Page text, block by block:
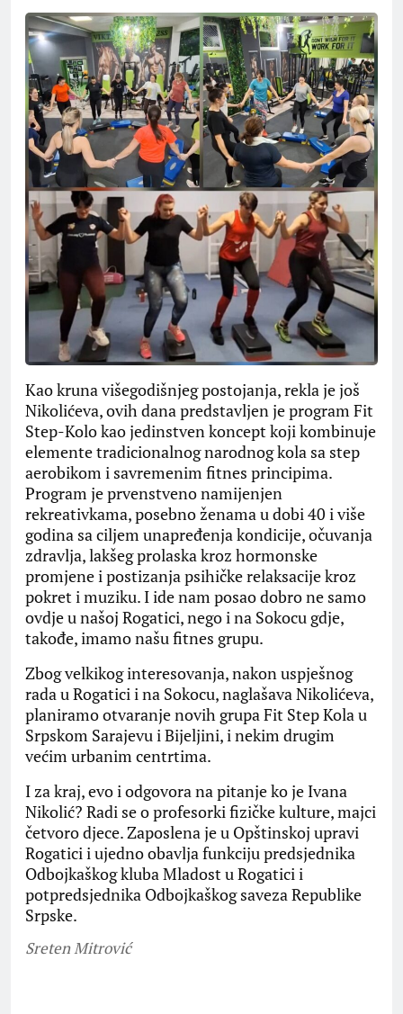
Kao kruna višegodišnjeg postojanja, rekla je još
Nikolićeva, ovih dana predstavljen je program Fit
Step-Kolo kao jedinstven koncept koji kombinuje
elemente tradicionalnog narodnog kola sa step
aerobikom i savremenim fitnes principima.
Program je prvenstveno namijenjen
rekreativkama, posebno ženama u dobi 40 i više
godina sa ciljem unapređenja kondicije, očuvanja
zdravlja, lakšeg prolaska kroz hormonske
promjene i postizanja psihičke relaksacije kroz
pokret i muziku. I ide nam posao dobro ne samo
ovdje u našoj Rogatici, nego i na Sokocu gdje,
takođe, imamo našu fitnes grupu.
Zbog velkikog interesovanja, nakon uspješnog
rada u Rogatici i na Sokocu, naglašava Nikolićeva,
planiramo otvaranje novih grupa Fit Step Kola u
Srpskom Sarajevu i Bijeljini, i nekim drugim
većim urbanim centrtima.
I za kraj, evo i odgovora na pitanje ko je Ivana
Nikolić? Radi se o profesorki fizičke kulture, majci
četvoro djece. Zaposlena je u Opštinskoj upravi
Rogatici i ujedno obavlja funkciju predsjednika
Odbojkaškog kluba Mladost u Rogatici i
potpredsjednika Odbojkaškog saveza Republike
Srpske.
Sreten Mitrović